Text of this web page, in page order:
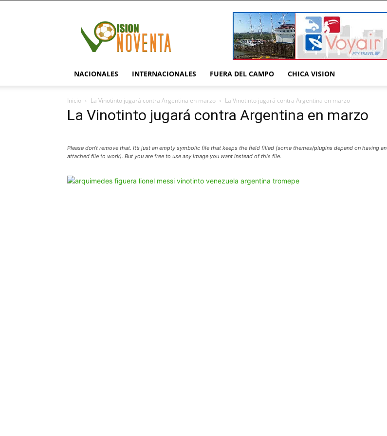
NACIONALES INTERNACIONALES FUERA DEL CAMPO CHICA VISION
Inicio La Vinotinto jugará contra Argentina en marzo La Vinotinto jugará contra Argentina en marzo
La Vinotinto jugará contra Argentina en marzo
Please don’t remove that. It’s just an empty symbolic file that keeps the field filled (some themes/plugins depend on having an
attached file to work). But you are free to use any image you want instead of this file.